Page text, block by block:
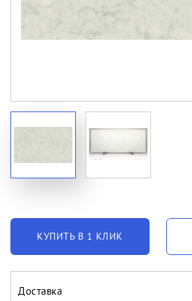
КУПИТЬ В 1 КЛИК
Доставка